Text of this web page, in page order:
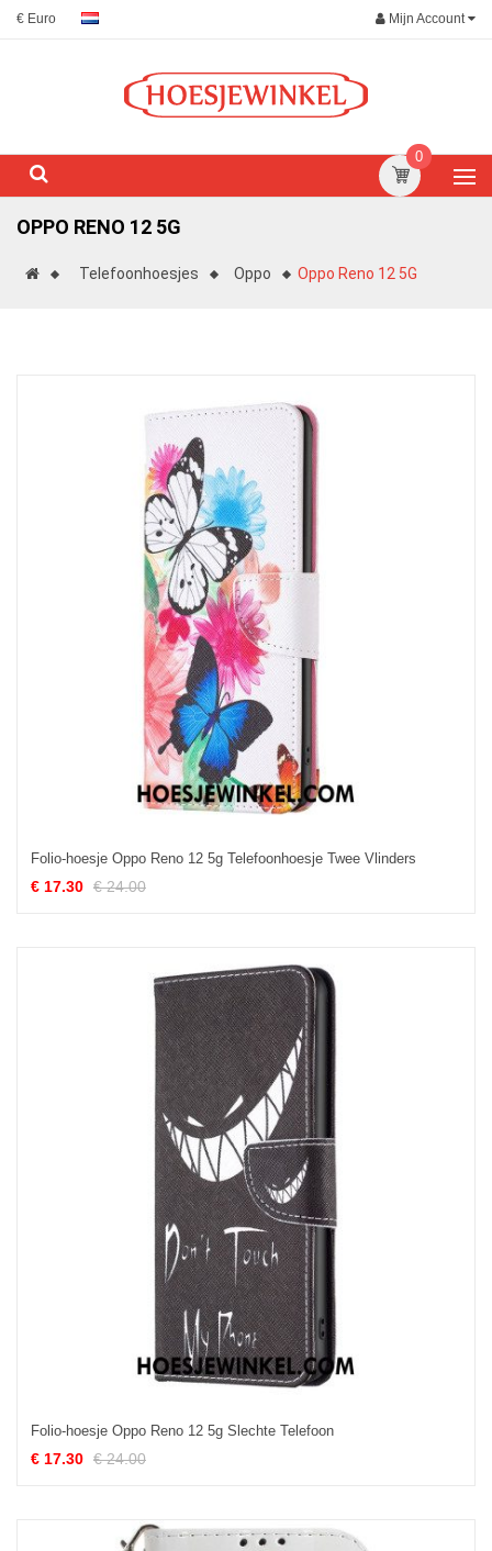
€ Euro Mijn Account
0
OPPO RENO 12 5G
Telefoonhoesjes Oppo Oppo Reno 12 5G
Folio-hoesje Oppo Reno 12 5g Telefoonhoesje Twee Vlinders
€ 17.30 € 24.00
Folio-hoesje Oppo Reno 12 5g Slechte Telefoon
€ 17.30 € 24.00